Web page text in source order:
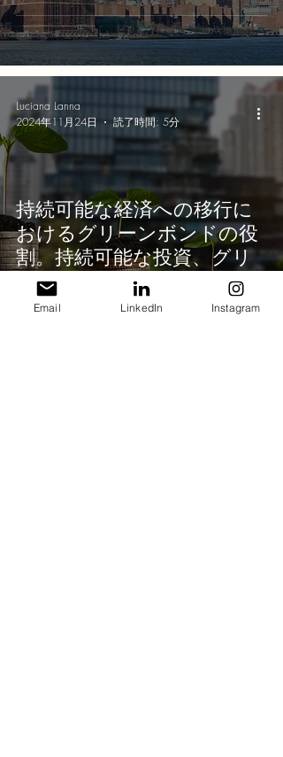
持続可能な経済への移行に
おけるグリーンボンドの役
割。持続可能な投資、グリ
ーンボンド、グリーンファ
イナンス、環境保全、森林
Luciana Lanna
2024年11月24日
読了時間: 5分
Email LinkedIn Instagram